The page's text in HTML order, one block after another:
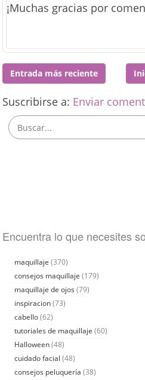
¡Muchas gracias por
Entrada más reciente
Suscribirse a: Enviar
Encuentra lo que necesites
maquillaje (370)
consejos maquillaje (179)
maquillaje de ojos (79)
inspiracion (73)
cabello (62)
tutoriales de maquillaje (60)
Halloween (48)
cuidado facial (48)
consejos peluquería (38)